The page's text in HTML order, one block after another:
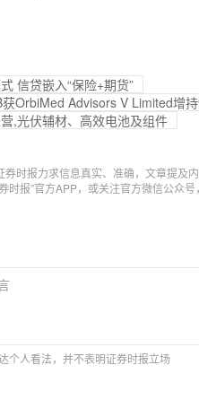
信贷嵌入“保险+期货”
OrbiMed Advisors V Limited增
,光伏辅材、高效电池及组件
券时报力求信息真实、准确，文章提及
时报”官方APP，或关注官方微信公众
个人看法，并不表明证券时报立场